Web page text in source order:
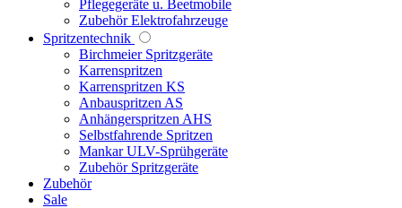
Pflegegeräte u. Beetmobile
Zubehör Elektrofahrzeuge
Spritzentechnik
Birchmeier Spritzgeräte
Karrenspritzen
Karrenspritzen KS
Anbauspritzen AS
Anhängerspritzen AHS
Selbstfahrende Spritzen
Mankar ULV-Sprühgeräte
Zubehör Spritzgeräte
Zubehör
Sale